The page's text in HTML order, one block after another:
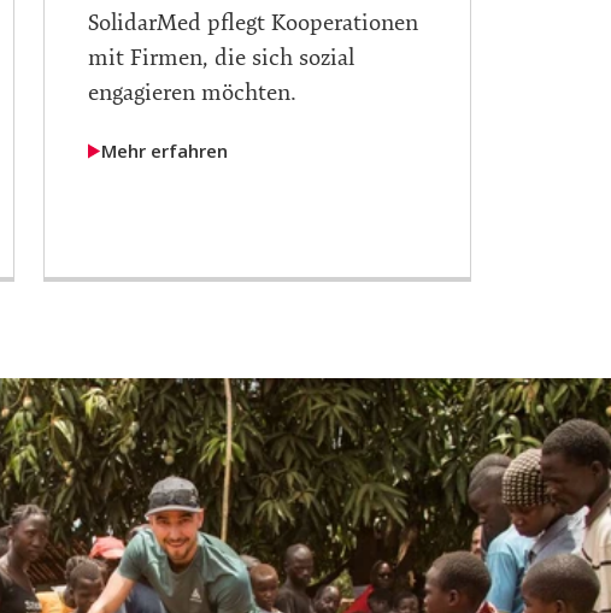
SolidarMed pflegt Kooperationen
mit Firmen, die sich sozial
engagieren möchten.
Mehr erfahren